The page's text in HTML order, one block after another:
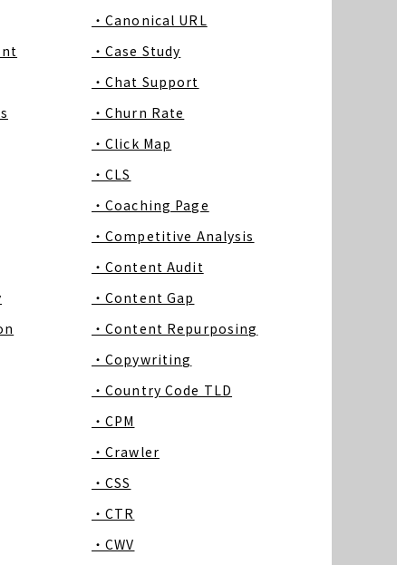
・Canonical URL
・Case Study
・Chat Support
・Churn Rate
・Click Map
・CLS
・Coaching Page
・Competitive Analysis
・Content Audit
・Content Gap
・Content Repurposing
・Copywriting
・Country Code TLD
・CPM
・Crawler
・CSS
・CTR
・CWV